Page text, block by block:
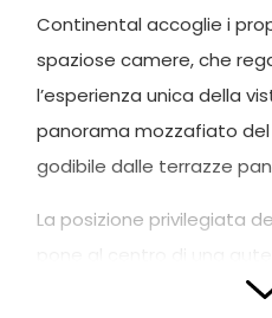
Continental accoglie i
spaziose camere, che
l’esperienza unica della
panorama mozzafiato
godibile dalle terrazze
La posizione privilegiata
natura, sport, arte,